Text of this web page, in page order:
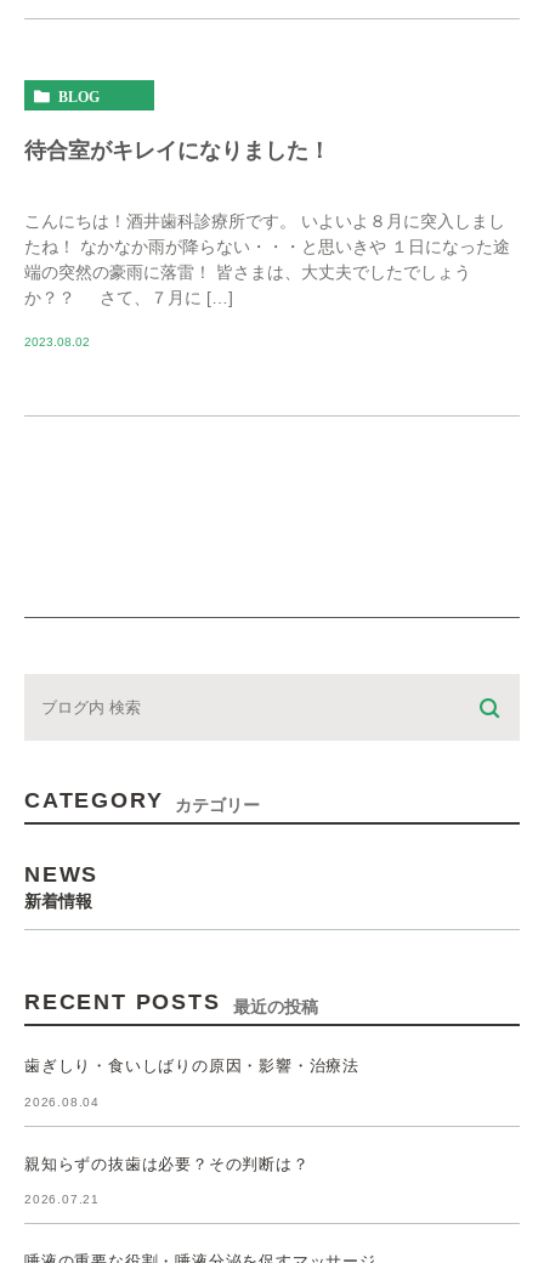
BLOG
待合室がキレイになりました！
こんにちは！酒井歯科診療所です。 いよいよ８月に突入しまし
たね！ なかなか雨が降らない・・・と思いきや １日になった途
端の突然の豪雨に落雷！ 皆さまは、大丈夫でしたでしょう
か？？ さて、７月に […]
2023.08.02
CATEGORY カテゴリー
NEWS
新着情報
RECENT POSTS 最近の投稿
歯ぎしり・食いしばりの原因・影響・治療法
2026.08.04
親知らずの抜歯は必要？その判断は？
2026.07.21